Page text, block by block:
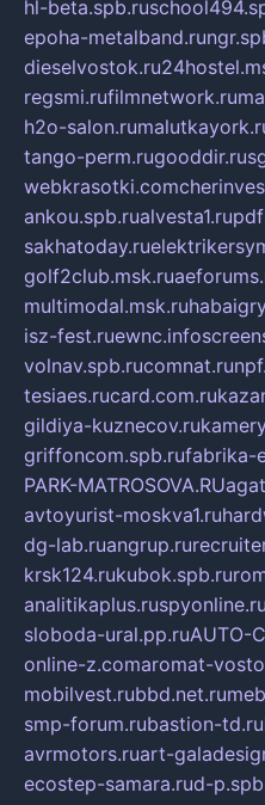
hl-beta.spb.ru
epoha-metalband.ru
dieselvostok.ru
regsmi.rufilmnetwork.ru
h2o-salon.ru
tango-perm.rugooddir.ru
webkrasotki.com
ankou.spb.rualvesta1.ru
sakhatoday.ru
golf2club.msk.ru
multimodal.msk.ru
isz-fest.ruewnc.info
volnav.spb.rucomnat.ru
tesiaes.rucard.com.ru
gildiya-kuznecov.ru
griffoncom.spb.rufabrika-
PARK-MATROSOVA.RU
avtoyurist-moskva1.ru
dg-lab.ruangrup.ru
krsk124.rukubok.spb.ru
analitikaplus.ruspyonline.ru
sloboda-ural.pp.ruAUTO-
online-z.comaromat-
mobilvest.rubbd.net.ru
smp-forum.rubastion-td.ru
avrmotors.ruart-
ecostep-samara.rud-